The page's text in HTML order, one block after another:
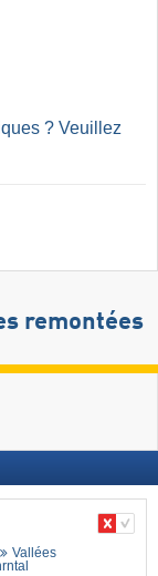
? Veuillez
remontées
Vallées